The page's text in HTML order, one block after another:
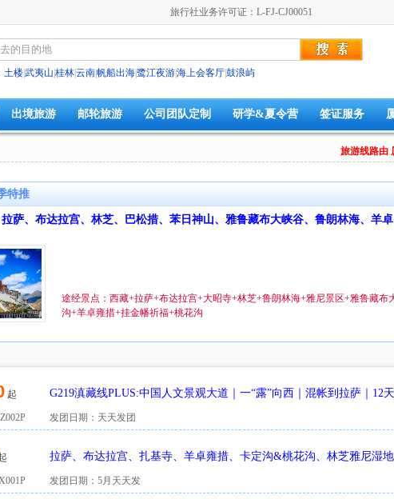
旅行社业务许可证：L-FJ-CJ00051
土楼武夷山 桂林云南帆船出海鹭江夜游海上会客厅鼓浪屿
出境旅游 邮轮旅游 公司团队定制 研学&夏令营 签证服务
旅游线路由
特推
拉萨、布达拉宫、林芝、巴松措、苯日神山、雅鲁藏布大峡谷、鲁朗林海、羊卓
途经景点：西藏+拉萨+布达拉宫+大昭寺+林芝+鲁朗林海+雅尼景区+雅鲁藏布
沟+羊卓雍措+挂金幡祈福+桃花沟
起
G219滇藏线PLUS:中国人文景观大道｜一“露”向西｜混帐到拉萨｜12
行
发团日期：天天发团
拉萨、布达拉宫、扎基寺、羊卓雍措、卡定沟&桃花沟、林芝雅尼湿
大峡谷、巴松措9/11日游
发团日期：5月天天发